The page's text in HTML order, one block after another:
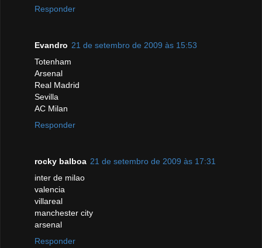
Responder
Evandro 21 de setembro de 2009 às 15:53
Totenham
Arsenal
Real Madrid
Sevilla
AC Milan
Responder
rocky balboa 21 de setembro de 2009 às 17:31
inter de milao
valencia
villareal
manchester city
arsenal
Responder